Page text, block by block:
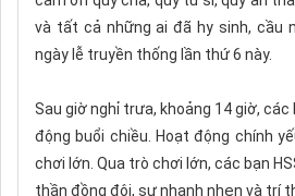
và tất cả những ai đã hy sinh, cầu
ngày lễ truyền thống lần thứ 6 này.
Sau giờ nghỉ trưa, khoảng 14 giờ,
động buổi chiều. Hoạt động chính
chơi lớn. Qua trò chơi lớn, các bạn
thần đồng đội, sự nhanh nhẹn và trí